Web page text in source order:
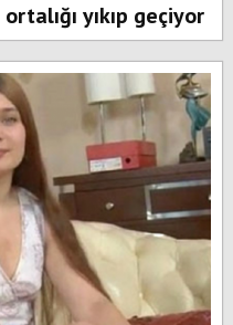
yıkıp geçiyor